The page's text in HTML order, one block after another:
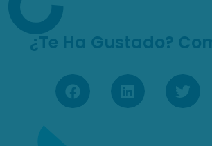
¿Te Ha Gustado?